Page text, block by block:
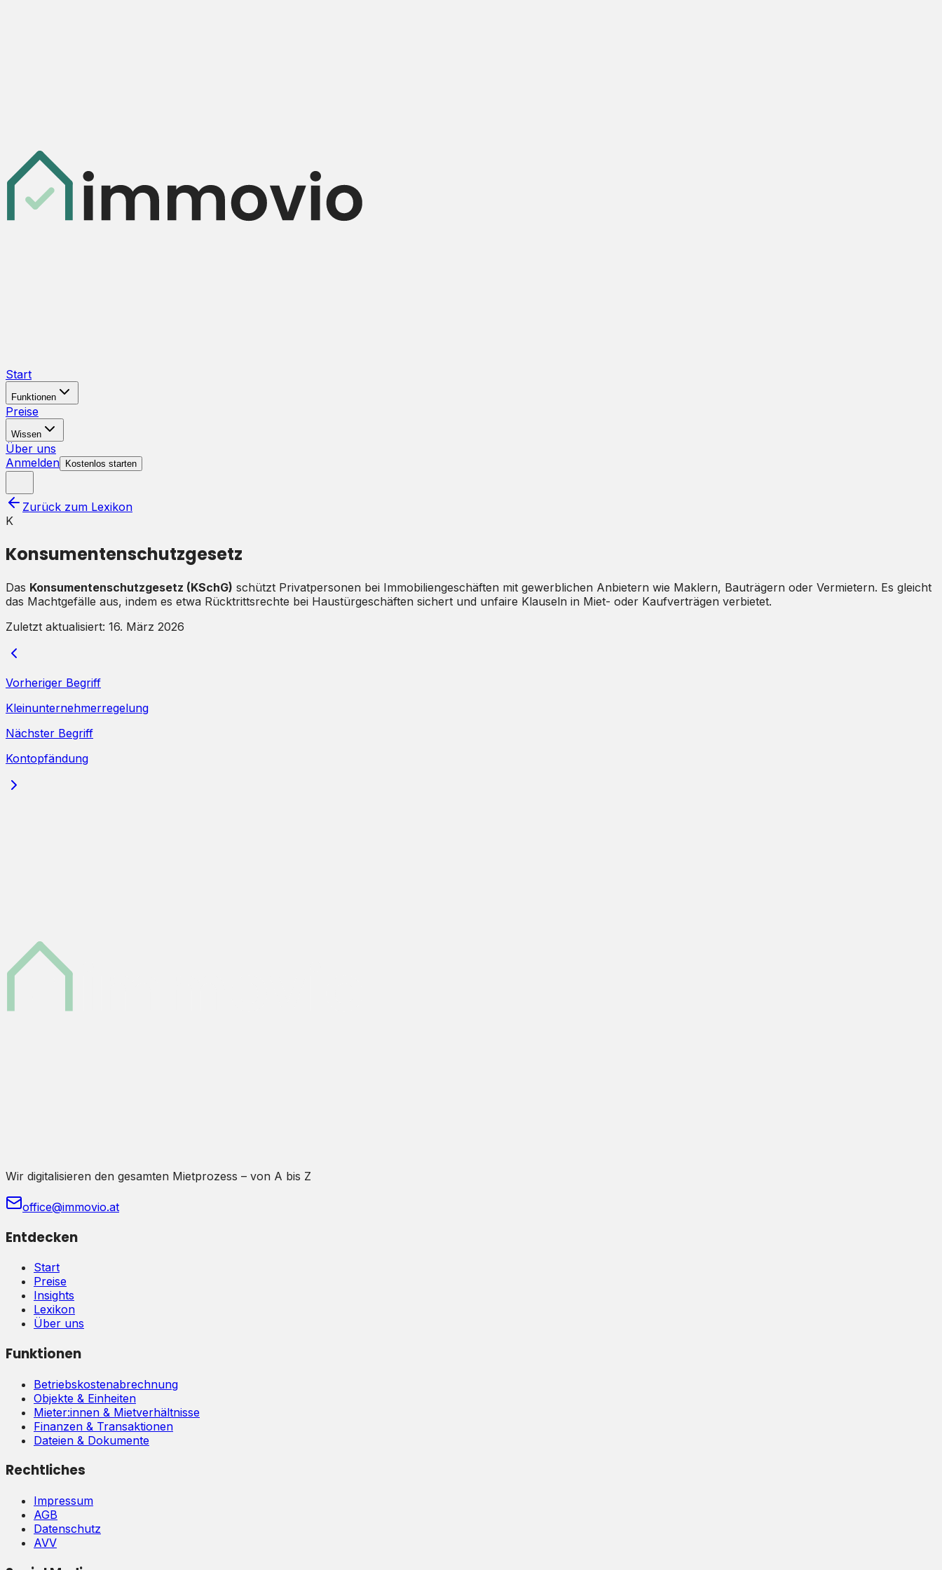
Start
Funktionen
Preise
Wissen
Über uns
Anmelden
Kostenlos starten
Zurück zum Lexikon
K
Konsumentenschutzgesetz
Das Konsumentenschutzgesetz (KSchG) schützt Privatpersonen bei Immobiliengeschäften mit gewerblichen Anbietern wie Maklern, Bauträgern oder Vermietern. Es gleicht
das Machtgefälle aus, indem es etwa Rücktrittsrechte bei Haustürgeschäften sichert und unfaire Klauseln in Miet- oder Kaufverträgen verbietet.
Zuletzt aktualisiert: 16. März 2026
Vorheriger Begriff
Kleinunternehmerregelung
Nächster Begriff
Kontopfändung
Wir digitalisieren den gesamten Mietprozess – von A bis Z
office@immovio.at
Entdecken
Start
Preise
Insights
Lexikon
Über uns
Funktionen
Betriebskostenabrechnung
Objekte & Einheiten
Mieter:innen & Mietverhältnisse
Finanzen & Transaktionen
Dateien & Dokumente
Rechtliches
Impressum
AGB
Datenschutz
AVV